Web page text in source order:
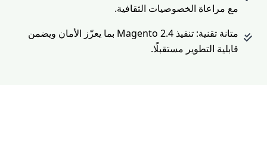
مع مراعاة الخصوصيات الثقافية.
متانة تقنية: تنفيذ Magento 2.4 بما يعزّز الأمان ويضمن
قابلية التطوير مستقبلًا.